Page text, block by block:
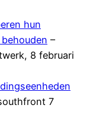
hun
–
8 februari
7